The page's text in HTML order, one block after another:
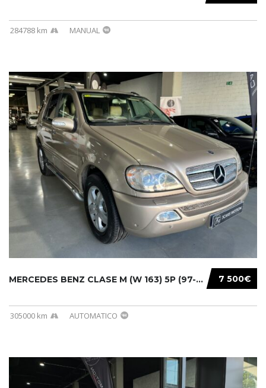
284788 km MANUAL
7 500€
MERCEDES BENZ CLASE M (W 163) 5P (97-05) 200...
305000 km AUTOMATICO